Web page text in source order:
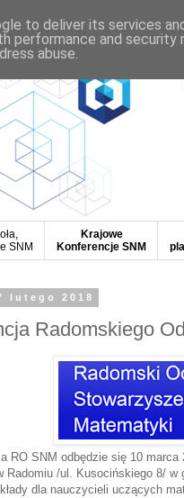
SNM
Krajowe
Konferencje SNM
lutego 2018
Radomskiego
RO SNM odbędzie się 10
Radomiu /ul. Kusocińskiego 8/
dla nauczycieli uczących
to deliver its services
performance and
abuse.